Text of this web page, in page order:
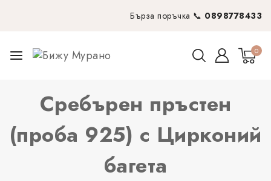
Бърза поръчка 📞 0898778433
0
Сребърен пръстен
(проба 925) с Цирконий
багета